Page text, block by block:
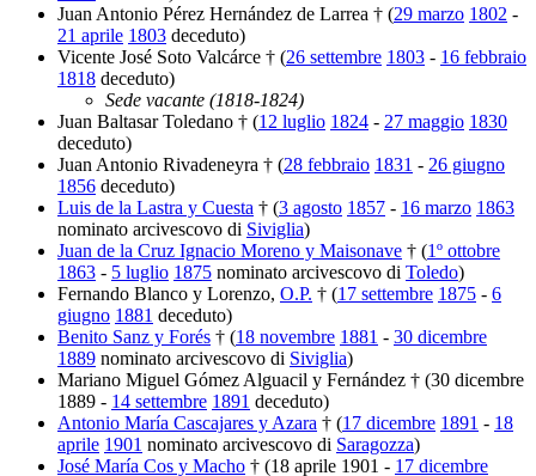
Juan Antonio Pérez Hernández de Larrea † (29 marzo 1802 -
21 aprile 1803 deceduto)
Vicente José Soto Valcárce † (26 settembre 1803 - 16 febbraio
1818 deceduto)
Sede vacante (1818-1824)
Juan Baltasar Toledano † (12 luglio 1824 - 27 maggio 1830
deceduto)
Juan Antonio Rivadeneyra † (28 febbraio 1831 - 26 giugno
1856 deceduto)
Luis de la Lastra y Cuesta † (3 agosto 1857 - 16 marzo 1863
nominato arcivescovo di Siviglia)
Juan de la Cruz Ignacio Moreno y Maisonave † (1º ottobre
1863 - 5 luglio 1875 nominato arcivescovo di Toledo)
Fernando Blanco y Lorenzo, O.P. † (17 settembre 1875 - 6
giugno 1881 deceduto)
Benito Sanz y Forés † (18 novembre 1881 - 30 dicembre
1889 nominato arcivescovo di Siviglia)
Mariano Miguel Gómez Alguacil y Fernández † (30 dicembre
1889 - 14 settembre 1891 deceduto)
Antonio María Cascajares y Azara † (17 dicembre 1891 - 18
aprile 1901 nominato arcivescovo di Saragozza)
José María Cos y Macho † (18 aprile 1901 - 17 dicembre